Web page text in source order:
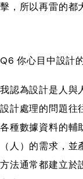
擊，所以再雷的都
Q6 你心目中設計
我認為設計是人與
設計處理的問題往
各種數據資料的輔
（人）的需求，
方法通常都建立於